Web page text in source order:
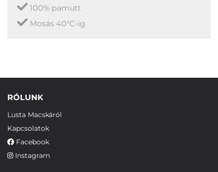
100% pamutt
Mosás 40°C-ig
RÓLUNK
Lusta Macskáról
Kapcsolatok
Facebook
Instagram